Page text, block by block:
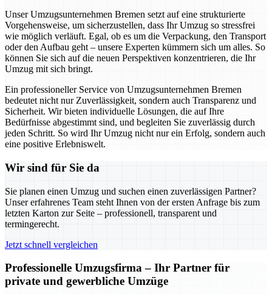
Unser Umzugsunternehmen Bremen setzt auf eine strukturierte
Vorgehensweise, um sicherzustellen, dass Ihr Umzug so stressfrei
wie möglich verläuft. Egal, ob es um die Verpackung, den Transport
oder den Aufbau geht – unsere Experten kümmern sich um alles. So
können Sie sich auf die neuen Perspektiven konzentrieren, die Ihr
Umzug mit sich bringt.
Ein professioneller Service von Umzugsunternehmen Bremen
bedeutet nicht nur Zuverlässigkeit, sondern auch Transparenz und
Sicherheit. Wir bieten individuelle Lösungen, die auf Ihre
Bedürfnisse abgestimmt sind, und begleiten Sie zuverlässig durch
jeden Schritt. So wird Ihr Umzug nicht nur ein Erfolg, sondern auch
eine positive Erlebniswelt.
Wir sind für Sie da
Sie planen einen Umzug und suchen einen zuverlässigen Partner?
Unser erfahrenes Team steht Ihnen von der ersten Anfrage bis zum
letzten Karton zur Seite – professionell, transparent und
termingerecht.
Jetzt schnell vergleichen
Professionelle Umzugsfirma – Ihr Partner für
private und gewerbliche Umzüge